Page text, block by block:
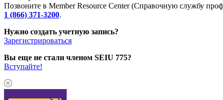
Позвоните в Member Resource Center (Справочную службу
1 (866) 371-3200.
Нужно создать учетную запись?
Зарегистрироваться
Вы еще не стали членом SEIU 775?
Вступайте!